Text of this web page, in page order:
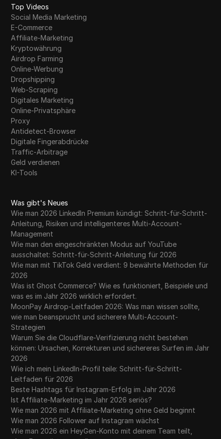
Top Videos
Social Media Marketing
E-Commerce
Affiliate-Marketing
Kryptowährung
Airdrop Farming
Online-Werbung
Dropshipping
Web-Scraping
Digitales Marketing
Online-Privatsphäre
Proxy
Antidetect-Browser
Digitale Fingerabdrücke
Traffic-Arbitrage
Geld verdienen
KI-Tools
Was gibt's Neues
Wie man 2026 LinkedIn Premium kündigt: Schritt-für-Schritt-
Anleitung, Risiken und intelligenteres Multi-Account-
Management
Wie man den eingeschränkten Modus auf YouTube
ausschaltet: Schritt-für-Schritt-Anleitung für 2026
Wie man mit TikTok Geld verdient: 9 bewährte Methoden für
2026
Was ist Ghost Commerce? Wie es funktioniert, Beispiele und
was es im Jahr 2026 wirklich erfordert.
MoonPay Airdrop-Leitfaden 2026: Was man wissen sollte,
wie man beansprucht und sicherere Multi-Account-
Strategien
Warum Sie die Cloudflare-Verifizierung nicht bestehen
können: Ursachen, Korrekturen und sichereres Surfen im Jahr
2026
Wie ich mein LinkedIn-Profil teile: Schritt-für-Schritt-
Leitfaden für 2026
Beste Hashtags für Instagram-Erfolg im Jahr 2026
Ist Affiliate-Marketing im Jahr 2026 seriös?
Wie man 2026 mit Affiliate-Marketing ohne Geld beginnt
Wie man 2026 Follower auf Instagram wächst
Wie man 2026 ein HeyGen-Konto mit deinem Team teilt,